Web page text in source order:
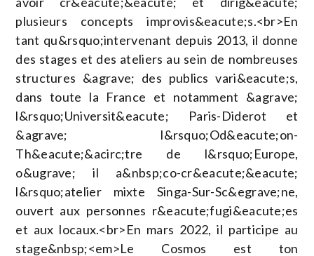
plusieurs concepts improvis&eacute;s.<br>En
tant qu&rsquo;intervenant depuis 2013, il donne
des stages et des ateliers au sein de nombreuses
structures &agrave; des publics vari&eacute;s,
dans toute la France et notamment &agrave;
l&rsquo;Universit&eacute; Paris-Diderot et
&agrave; l&rsquo;Od&eacute;on-
Th&eacute;&acirc;tre de l&rsquo;Europe,
o&ugrave; il a&nbsp;co-cr&eacute;&eacute;
l&rsquo;atelier mixte Singa-Sur-Sc&egrave;ne,
ouvert aux personnes r&eacute;fugi&eacute;es
et aux locaux.<br>En mars 2022, il participe au
stage&nbsp;<em>Le Cosmos est ton